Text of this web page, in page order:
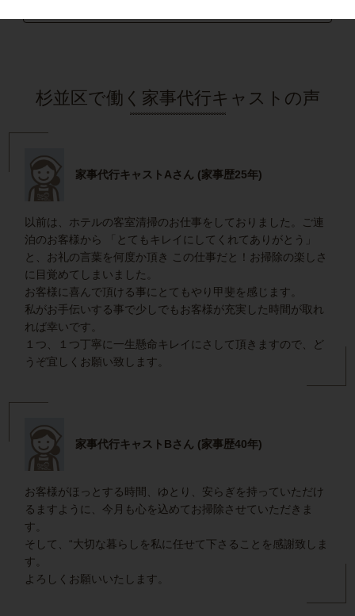
杉並区で働く家事代行キャストの声
家事代行キャストAさん (家事歴25年)
以前は、ホテルの客室清掃のお仕事をしておりました。ご連
泊のお客様から 「とてもキレイにしてくれてありがとう」
と、お礼の言葉を何度か頂き この仕事だと！お掃除の楽しさ
に目覚めてしまいました。
お客様に喜んで頂ける事にとてもやり甲斐を感じます。
私がお手伝いする事で少しでもお客様が充実した時間が取れ
れば幸いです。
１つ、１つ丁寧に一生懸命キレイにさして頂きますので、ど
うぞ宜しくお願い致します。
家事代行キャストBさん (家事歴40年)
お客様がほっとする時間、ゆとり、安らぎを持っていただけ
るますように、今月も心を込めてお掃除させていただきま
す。
そして、“大切な暮らしを私に任せて下さることを感謝致しま
す。
よろしくお願いいたします。